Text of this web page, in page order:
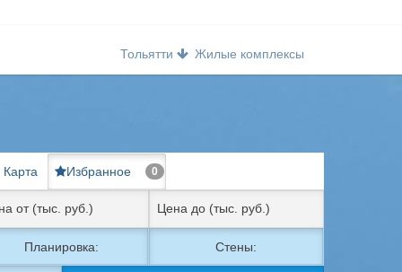
Тольятти Жилые комплексы
Карта Избранное 0
Планировка: Стены: